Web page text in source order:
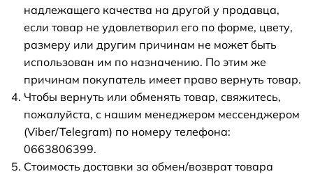
надлежащего качества на другой у продавца,
если товар не удовлетворил его по форме, цвету,
размеру или другим причинам не может быть
использован им по назначению. По этим же
причинам покупатель имеет право вернуть товар.
Чтобы вернуть или обменять товар, свяжитесь,
пожалуйста, с нашим менеджером мессенджером
(Viber/Telegram) по номеру телефона:
0663806399.
Стоимость доставки за обмен/возврат товара